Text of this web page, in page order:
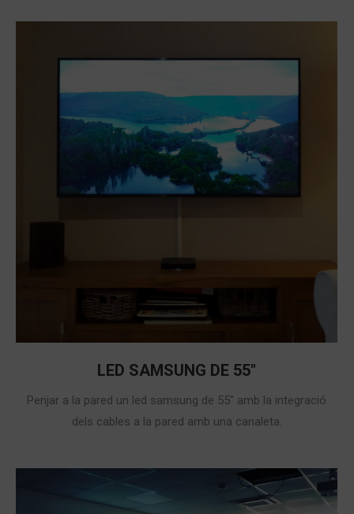
LED SAMSUNG DE 55″
Penjar a la pared un led samsung de 55″ amb la integració
dels cables a la pared amb una canaleta.